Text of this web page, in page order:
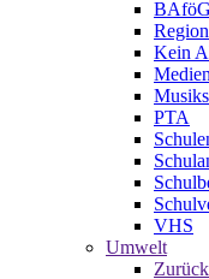
BAföG
Kein
PTA
VHS
Umwelt